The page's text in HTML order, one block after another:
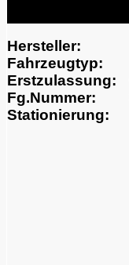
Hersteller:
Fahrzeugtyp:
Erstzulassung:
Fg.Nummer:
Stationierung: